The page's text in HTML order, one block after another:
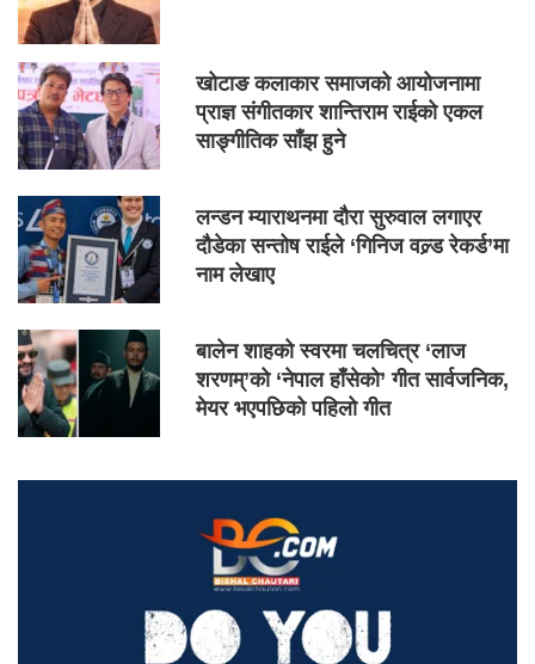
खोटाङ कलाकार समाजको आयोजनामा
प्राज्ञ संगीतकार शान्तिराम राईको एकल
साङ्गीतिक साँझ हुने
लन्डन म्याराथनमा दौरा सुरुवाल लगाएर
दौडेका सन्तोष राईले ‘गिनिज वल्र्ड रेकर्ड’मा
नाम लेखाए
बालेन शाहको स्वरमा चलचित्र ‘लाज
शरणम्’को ‘नेपाल हाँसेको’ गीत सार्वजनिक,
मेयर भएपछिको पहिलो गीत